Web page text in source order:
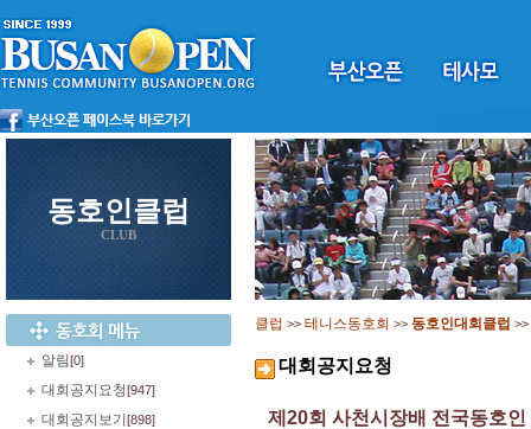
동호인클럽
CLUB
알림[0]
대회공지요청[947]
대회공지보기 [898]
클럽 >> 테니스동호회 >> 동호인대회클럽 >>
대회공지요청
제20회 사천시장배 전국동호